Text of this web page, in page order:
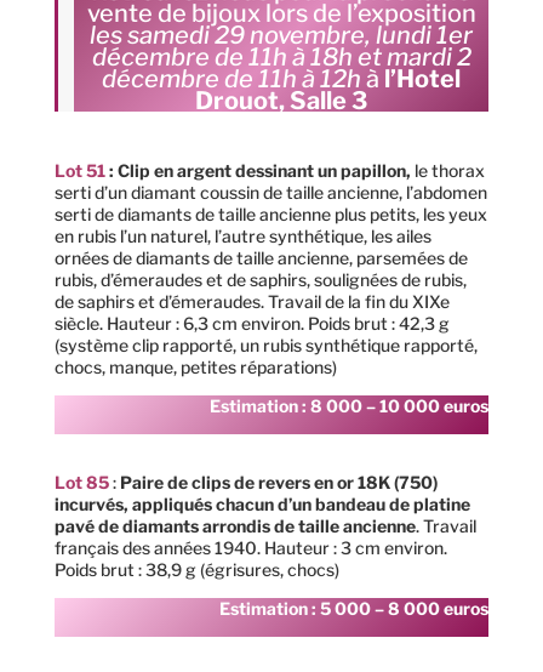
vente de bijoux lors de l’exposition
les samedi 29 novembre, lundi 1er
décembre de 11h à 18h et mardi 2
décembre de 11h à 12hà l’Hotel
Drouot, Salle 3
Lot 51: Clip en argent dessinant un papillon, le thorax
serti d’un diamant coussin de taille ancienne, l’abdomen
serti de diamants de taille ancienne plus petits, les yeux
en rubis l’un naturel, l’autre synthétique, les ailes
ornées de diamants de taille ancienne, parsemées de
rubis, d’émeraudes et de saphirs, soulignées de rubis,
de saphirs et d’émeraudes. Travail de la fin du XIXe
siècle. Hauteur : 6,3 cm environ. Poids brut : 42,3 g
(système clip rapporté, un rubis synthétique rapporté,
chocs, manque, petites réparations)
Estimation : 8 000 – 10 000 euros
Lot 85: Paire de clips de revers en or 18K (750)
incurvés, appliqués chacun d’un bandeau de platine
pavé de diamants arrondis de taille ancienne. Travail
français des années 1940. Hauteur : 3 cm environ.
Poids brut : 38,9 g (égrisures, chocs)
Estimation : 5 000 – 8 000 euros